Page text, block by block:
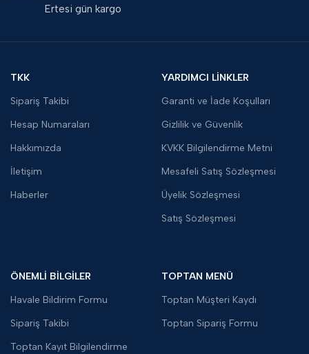
Ertesi gün kargo
TKK
Sipariş Takibi
Hesap Numaraları
Hakkımızda
İletişim
Haberler
YARDIMCI LİNKLER
Garanti ve İade Koşulları
Gizlilik ve Güvenlik
KVKK Bilgilendirme Metni
Mesafeli Satış Sözleşmesi
Üyelik Sözleşmesi
Satış Sözleşmesi
ÖNEMLİ BİLGİLER
Havale Bildirim Formu
Sipariş Takibi
Toptan Kayıt Bilgilendirme
TOPTAN MENÜ
Toptan Müşteri Kaydı
Toptan Sipariş Formu